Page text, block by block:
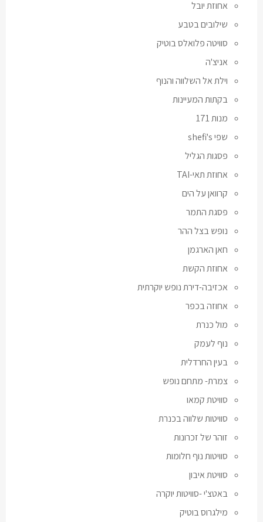
אחוזת יובל
שילובים בטבע
סוויטה פלואלס בוטיק
אניצ'ה
וילת אל השלווה והנוף
בקתות המעיינות
מנות 171
שפי shefi's
פסגות הגליל
אחוזת תאי-TAI
קרוואן על הים
פסגת התמר
נופש בצל ההר
חאן הארגמן
אחוזת הקשת
אכזיבה-דירת נופש יוקרתית
אחוזה בכפר
מול כנרת
נוף לעמק
בעין החרדלית
צמרת- מתחם נופש
סוויטת קמאו
סוויטות שלווה בכנרת
זוהר של זכרונות
סוויטות נוף חלומות
סוויטת איבון
באטצ'י -סוויטות יוקרה
מילגרוס בוטיק